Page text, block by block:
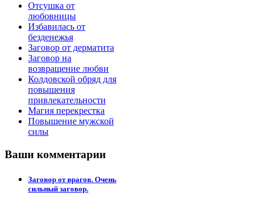
Отсушка от
любовницы
Избавилась от
безденежья
Заговор от дерматита
Заговор на
возвращение любви
Колдовской обряд для
повышения
привлекательности
Магия перекрестка
Повышение мужской
силы
Ваши комментарии
Заговор от врагов. Очень
сильный заговор.